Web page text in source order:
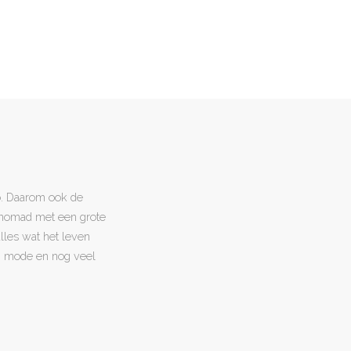
Daarom ook de
met een grote
wat het leven
en nog veel